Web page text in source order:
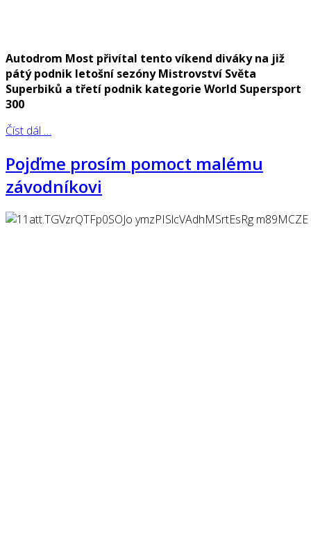
Autodrom Most přivítal tento víkend diváky na již
pátý podnik letošní sezóny Mistrovství Světa
Superbiků a třetí podnik kategorie World Supersport
300
Číst dál …
Pojďme prosím pomoct malému
závodníkovi